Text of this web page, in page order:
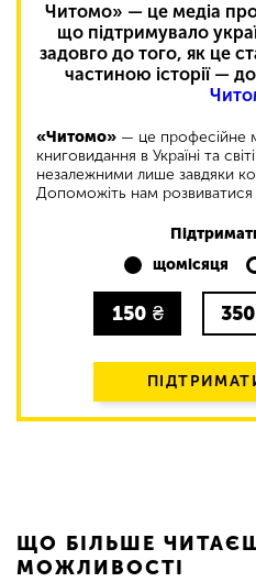
Читомо» — це медіа
що підтримувало
задовго до того, як це
частиною історії —
«Читомо» — це професійне
книговидання в Україні та
незалежними лише завдяки
Допоможіть нам
щомісяця
150 ₴ 350
ЩО БІЛЬШЕ
МОЖЛИВОСТІ